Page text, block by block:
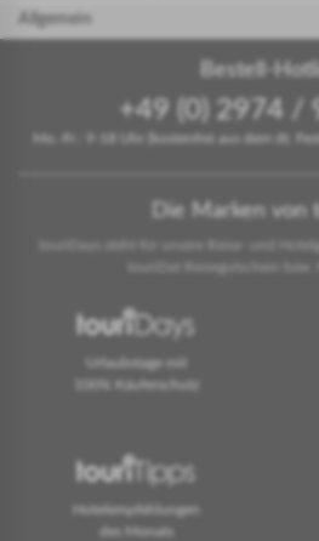
Allgemein
Bestell-
+49 (0) 2974 /
Mo.-Fr.: 9-18 Uhr (kostenfrei aus dem dt.
Die Marken von
Urlaubstage mit
100% Käuferschutz
Hotelempfehlungen
des Monats